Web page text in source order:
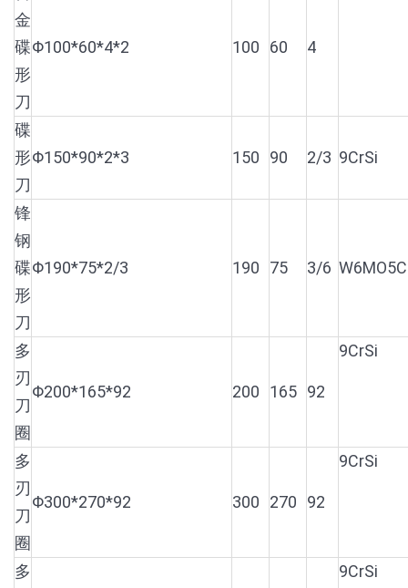
金
碟
形
刀
Φ100*60*4*2 100 60 4
碟
形
刀
Φ150*90*2*3 150 90 2/3 9CrSi
锋
钢
碟
形
刀
Φ190*75*2/3 190 75 3/6
多
刃
刀
圈
Φ200*165*92 200 165 92
9CrSi
多
刃
刀
圈
Φ300*270*92 300 270 92
9CrSi
多
9CrSi